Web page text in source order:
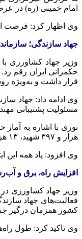
امام خمینی (ره) در
وی اظهار کرد: فرصت
جهاد سازندگی؛
وزیر جهاد کشاورزی
حکمرانی ایران رقم
قرار داشت و به‌ویژه
وی ادامه داد: جهاد
مسئولیت پشتیبانی
هزار و ۳۹۷ شهید، ۱۳ هزار و ۱۶۷ جانباز از نیروهای مردمی اعزامی، هشت هزار و ۳۲۵ جانباز شاغل در جهاد و یک هزار و ۸۰ آزاده، نقش خود را در دفاع مقدس ایفا کرد.
وی افزود: یاد همه این
افزایش راه، برق و
وزیر جهاد کشاورزی
کشور همزمان درگیر
وی تاکید کرد: طول راه‌های شوسه روستایی از هشت هزار کیلومتر به